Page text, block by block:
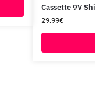
Cassette 9V
29.99€